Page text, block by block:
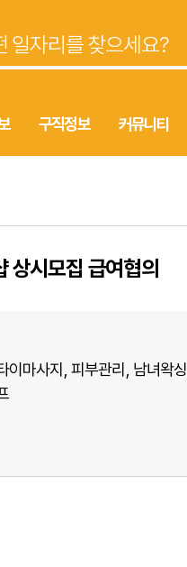
구직정보 커뮤니티
상시모집 급여협의
이마사지 피부관리 남녀왁싱